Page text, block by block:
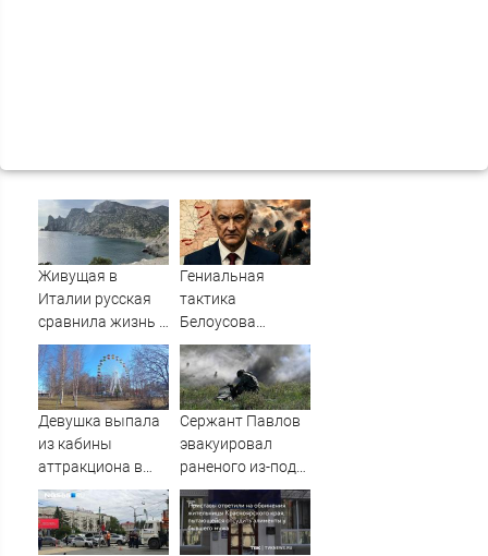
Живущая в
Италии русская
сравнила жизнь в
Европе и в Крыму
Гениальная
тактика
Белоусова
сработала:
Мощнейший удар
на самом
неожиданном
реку. Ключевой
узел обороны пал
Девушка выпала
из кабины
аттракциона в
российском
городе
Сержант Павлов
эвакуировал
раненого из-под
артиллерийского
огня ВСУ